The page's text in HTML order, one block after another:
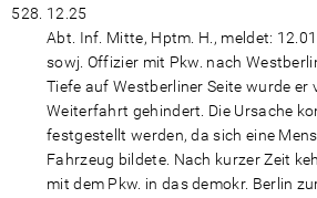
12.25
Abt. Inf. Mitte, Hptm. H., meldet:
sowj. Offizier mit Pkw. nach
Tiefe auf Westberliner Seite wurde er
Weiterfahrt gehindert. Die Ursache
festgestellt werden, da sich eine
Fahrzeug bildete. Nach kurzer Zeit
mit dem Pkw. in das demokr. Berlin